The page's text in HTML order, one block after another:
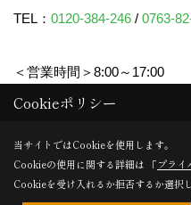
TEL： 0120-384-246 / 0763-
＜営業時間＞8:00～17:00
＜定休日＞水曜日・祝日
Copyright (c) mizukami. All
Cookieポリシー
当サイトではCookieを使用します。
Cookieの使用に関する詳細は 「プライ
Cookieを受け入れるか拒否するか選択